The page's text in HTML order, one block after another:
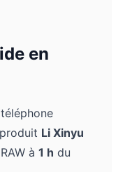
en
Li Xinyu
à 1 h du